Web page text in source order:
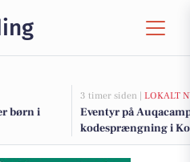
børn i
3 timer siden | LOKALT
Eventyr på
kodesprængning i